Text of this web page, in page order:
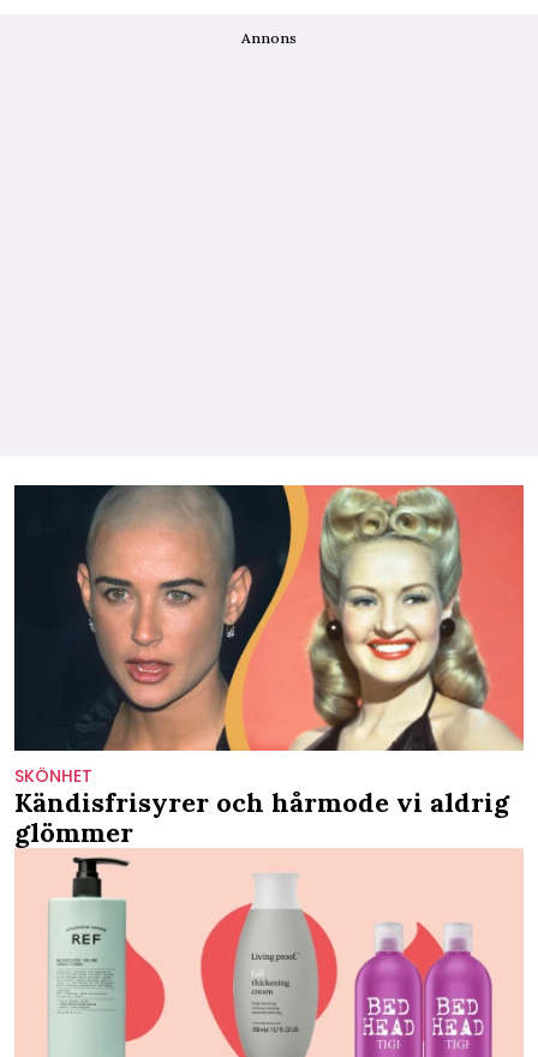
Annons
SKÖNHET
Kändisfrisyrer och hårmode vi aldrig
glömmer